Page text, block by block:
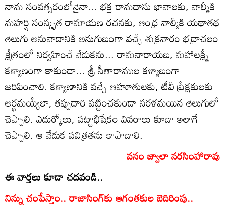
నామ సంవత్సరంలోనైనా... భక్త రామదాసు భావాలకు, వాల్మీకి
మహర్షి సంస్కృత రామాయణ రచనకు, ఆంధ్ర వాల్మీకి యథాతథ
తెలుగు అనువాదానికి అనుగుణంగా వచ్చే శుక్రవారం భద్రాచలం
క్షేత్రంలో నిర్వహించే వేడుకను... రామనారాయణ, మహాలక్ష్మీ
కళ్యాణంగా కాకుండా... శ్రీ సీతారాముల కళ్యాణంగా
జరిపించాలి. కళ్యాణానికి వచ్చే ఆహూతులకు, టీవీ ప్రేక్షకులకు
అర్థమయ్యేలా, తప్పుదారి పట్టించకుండా సరళమయిన తెలుగులో
చెప్పాలి. ఎదుర్కోలు, పట్టాభిషేకం వివరాలు కూడా అలాగే
చెప్పాలి. ఆ వేడుక పవిత్రతను కాపాడాలి.
వనం జ్వాలా నరసింహారావు
ఈ వార్తలు కూడా చదవండి..
నిన్ను చంపేస్తాం.. రాజాసింగ్‌కు ఆగంతకుల బెదిరింపు..